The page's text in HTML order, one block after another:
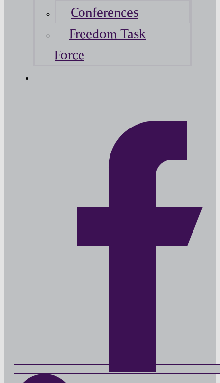
Conferences
Freedom Task
Force